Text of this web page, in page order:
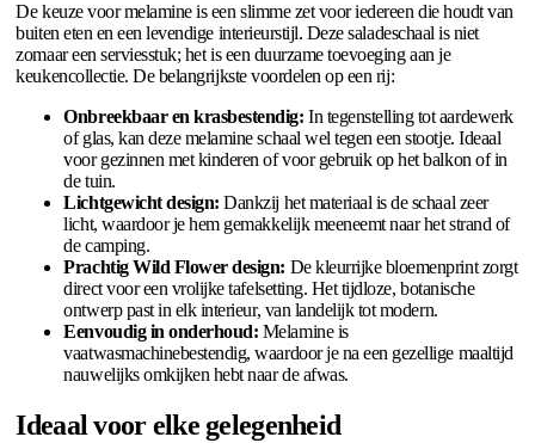
De keuze voor melamine is een slimme zet voor iedereen die houdt van
buiten eten en een levendige interieurstijl. Deze saladeschaal is niet
zomaar een serviesstuk; het is een duurzame toevoeging aan je
keukencollectie. De belangrijkste voordelen op een rij:
Onbreekbaar en krasbestendig: In tegenstelling tot aardewerk
of glas, kan deze melamine schaal wel tegen een stootje. Ideaal
voor gezinnen met kinderen of voor gebruik op het balkon of in
de tuin.
Lichtgewicht design: Dankzij het materiaal is de schaal zeer
licht, waardoor je hem gemakkelijk meeneemt naar het strand of
de camping.
Prachtig Wild Flower design: De kleurrijke bloemenprint zorgt
direct voor een vrolijke tafelsetting. Het tijdloze, botanische
ontwerp past in elk interieur, van landelijk tot modern.
Eenvoudig in onderhoud: Melamine is
vaatwasmachinebestendig, waardoor je na een gezellige maaltijd
nauwelijks omkijken hebt naar de afwas.
Ideaal voor elke gelegenheid